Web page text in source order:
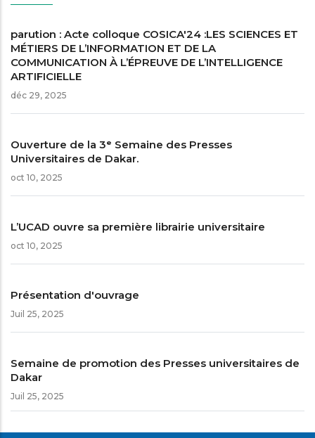
parution : Acte colloque COSICA'24 :LES SCIENCES ET
MÉTIERS DE L’INFORMATION ET DE LA
COMMUNICATION À L’ÉPREUVE DE L’INTELLIGENCE
ARTIFICIELLE
déc 29, 2025
Ouverture de la 3ᵉ Semaine des Presses
Universitaires de Dakar.
oct 10, 2025
L’UCAD ouvre sa première librairie universitaire
oct 10, 2025
Présentation d'ouvrage
Juil 25, 2025
Semaine de promotion des Presses universitaires de
Dakar
Juil 25, 2025